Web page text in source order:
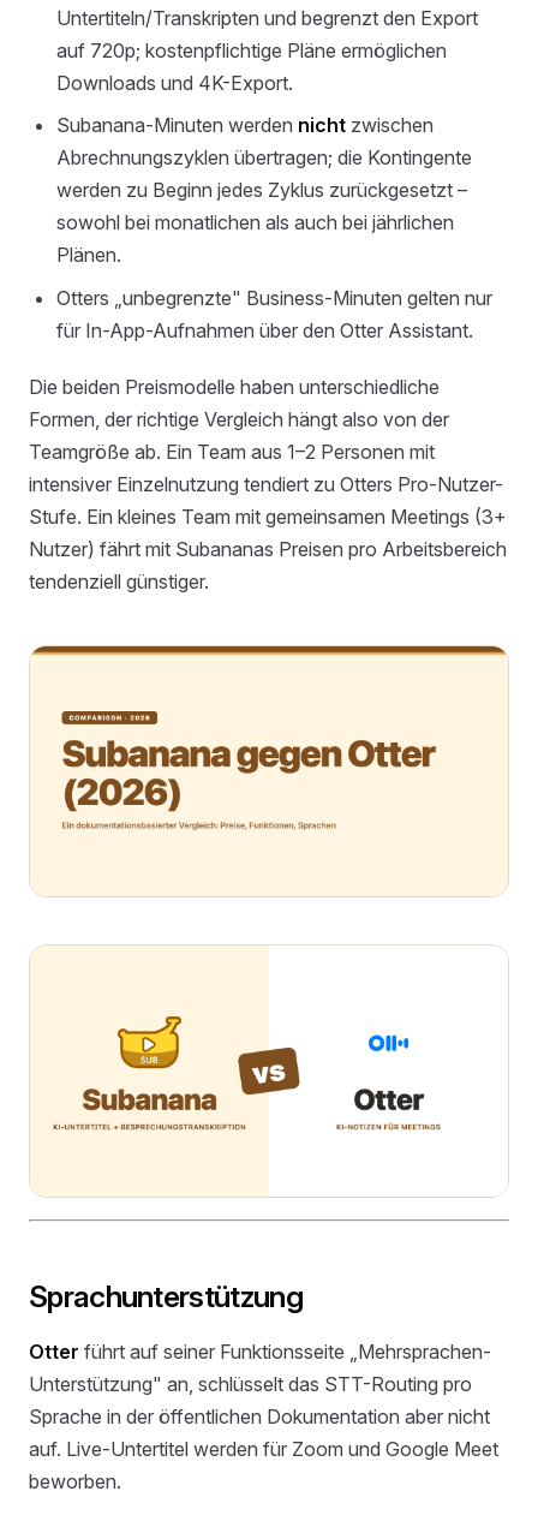
Untertiteln/Transkripten und begrenzt den Export
auf 720p; kostenpflichtige Pläne ermöglichen
Downloads und 4K-Export.
Subanana-Minuten werden nicht zwischen
Abrechnungszyklen übertragen; die Kontingente
werden zu Beginn jedes Zyklus zurückgesetzt –
sowohl bei monatlichen als auch bei jährlichen
Plänen.
Otters „unbegrenzte" Business-Minuten gelten nur
für In-App-Aufnahmen über den Otter Assistant.
Die beiden Preismodelle haben unterschiedliche
Formen, der richtige Vergleich hängt also von der
Teamgröße ab. Ein Team aus 1–2 Personen mit
intensiver Einzelnutzung tendiert zu Otters Pro-Nutzer-
Stufe. Ein kleines Team mit gemeinsamen Meetings (3+
Nutzer) fährt mit Subananas Preisen pro Arbeitsbereich
tendenziell günstiger.
Sprachunterstützung
Otter führt auf seiner Funktionsseite „Mehrsprachen-
Unterstützung" an, schlüsselt das STT-Routing pro
Sprache in der öffentlichen Dokumentation aber nicht
auf. Live-Untertitel werden für Zoom und Google Meet
beworben.